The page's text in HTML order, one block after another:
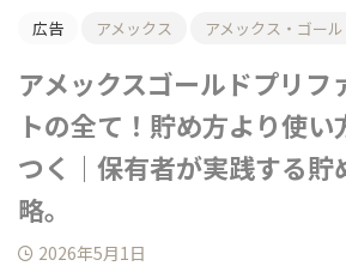
広告
アメックス アメックス・ゴー
アメックスゴールドプリフ
トの全て！貯め方より使
つく｜保有者が実践する貯
略。
2026年5月1日